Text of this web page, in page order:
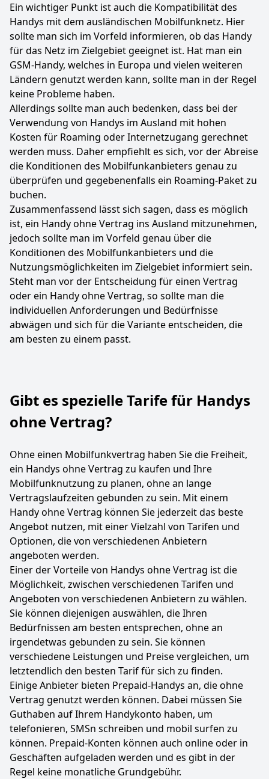
Ein wichtiger Punkt ist auch die Kompatibilität des
Handys mit dem ausländischen Mobilfunknetz. Hier
sollte man sich im Vorfeld informieren, ob das Handy
für das Netz im Zielgebiet geeignet ist. Hat man ein
GSM-Handy, welches in Europa und vielen weiteren
Ländern genutzt werden kann, sollte man in der Regel
keine Probleme haben.
Allerdings sollte man auch bedenken, dass bei der
Verwendung von Handys im Ausland mit hohen
Kosten für Roaming oder Internetzugang gerechnet
werden muss. Daher empfiehlt es sich, vor der Abreise
die Konditionen des Mobilfunkanbieters genau zu
überprüfen und gegebenenfalls ein Roaming-Paket zu
buchen.
Zusammenfassend lässt sich sagen, dass es möglich
ist, ein Handy ohne Vertrag ins Ausland mitzunehmen,
jedoch sollte man im Vorfeld genau über die
Konditionen des Mobilfunkanbieters und die
Nutzungsmöglichkeiten im Zielgebiet informiert sein.
Steht man vor der Entscheidung für einen Vertrag
oder ein Handy ohne Vertrag, so sollte man die
individuellen Anforderungen und Bedürfnisse
abwägen und sich für die Variante entscheiden, die
am besten zu einem passt.
Gibt es spezielle Tarife für Handys
ohne Vertrag?
Ohne einen Mobilfunkvertrag haben Sie die Freiheit,
ein Handys ohne Vertrag zu kaufen und Ihre
Mobilfunknutzung zu planen, ohne an lange
Vertragslaufzeiten gebunden zu sein. Mit einem
Handy ohne Vertrag können Sie jederzeit das beste
Angebot nutzen, mit einer Vielzahl von Tarifen und
Optionen, die von verschiedenen Anbietern
angeboten werden.
Einer der Vorteile von Handys ohne Vertrag ist die
Möglichkeit, zwischen verschiedenen Tarifen und
Angeboten von verschiedenen Anbietern zu wählen.
Sie können diejenigen auswählen, die Ihren
Bedürfnissen am besten entsprechen, ohne an
irgendetwas gebunden zu sein. Sie können
verschiedene Leistungen und Preise vergleichen, um
letztendlich den besten Tarif für sich zu finden.
Einige Anbieter bieten Prepaid-Handys an, die ohne
Vertrag genutzt werden können. Dabei müssen Sie
Guthaben auf Ihrem Handykonto haben, um
telefonieren, SMSn schreiben und mobil surfen zu
können. Prepaid-Konten können auch online oder in
Geschäften aufgeladen werden und es gibt in der
Regel keine monatliche Grundgebühr.